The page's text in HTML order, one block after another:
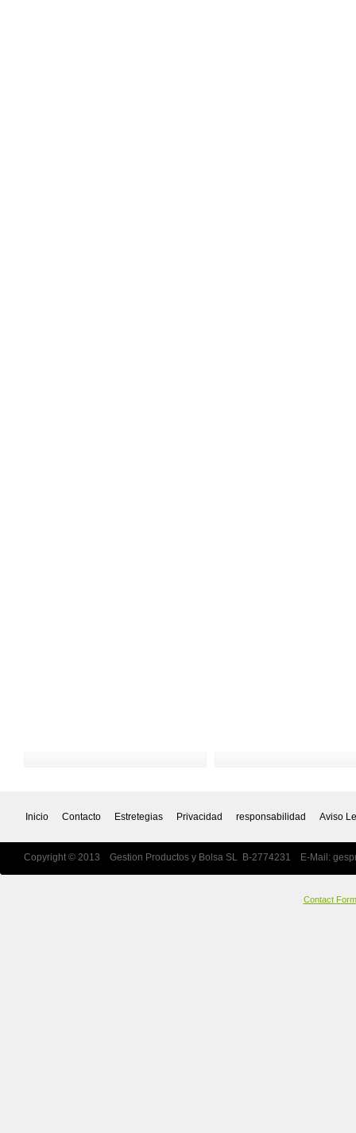
Inicio Contacto Estretegias Privacidad responsabilidad Aviso
Copyright © 2013 Gestion Productos y Bolsa SL B-2774231 E-Mail:
Contact Form